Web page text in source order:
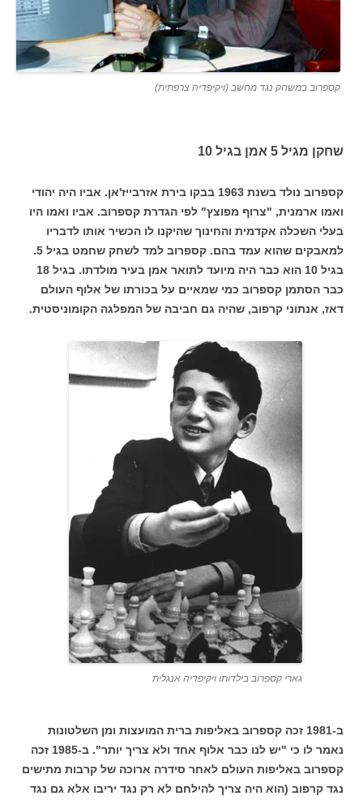
קספרוב במשחק נגד מחשב (ויקיפדיה צרפתית)
שחקן מגיל 5 אמן בגיל 10
קספרוב נולד בשנת 1963 בבקו בירת אזרבייז'אן. אביו היה יהודי
ואמו ארמנית, "צרוף מפוצץ" לפי הגדרת קספרוב. אביו ואמו היו
בעלי השכלה אקדמית והחינוך שהיקנו לו הכשיר אותו לדבריו
למאבקים שהוא עמד בהם. קספרוב למד לשחק שחמט בגיל 5.
בגיל 10 הוא כבר היה מיועד לתואר אמן בעיר מולדתו. בגיל 18
כבר הסתמן קספרוב כמי שמאיים על בכורתו של אלוף העולם
דאז, אנתוני קרפוב, שהיה גם חביבה של המפלגה הקומוניסטית.
גארי קספרוב בילדותו ויקיפדיה אנגלית
ב-1981 זכה קספרוב באליפות ברית המועצות ומן השלטונות
נאמר לו כי "יש לנו כבר אלוף אחד ולא צריך יותר". ב-1985 זכה
קספרוב באליפות העולם לאחר סידרה ארוכה של קרבות מתישים
נגד קרפוב (הוא היה צריך להילחם לא רק נגד יריבו אלא גם נגד